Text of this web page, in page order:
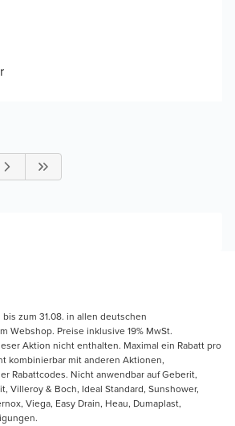
zum 31.08. in allen deutschen
Webshop. Preise inklusive 19% MwSt.
Aktion nicht enthalten. Maximal ein Rabatt pro
kombinierbar mit anderen Aktionen,
Rabattcodes. Nicht anwendbar auf Geberit,
Villeroy & Boch, Ideal Standard, Sunshower,
Viega, Easy Drain, Heau, Dumaplast,